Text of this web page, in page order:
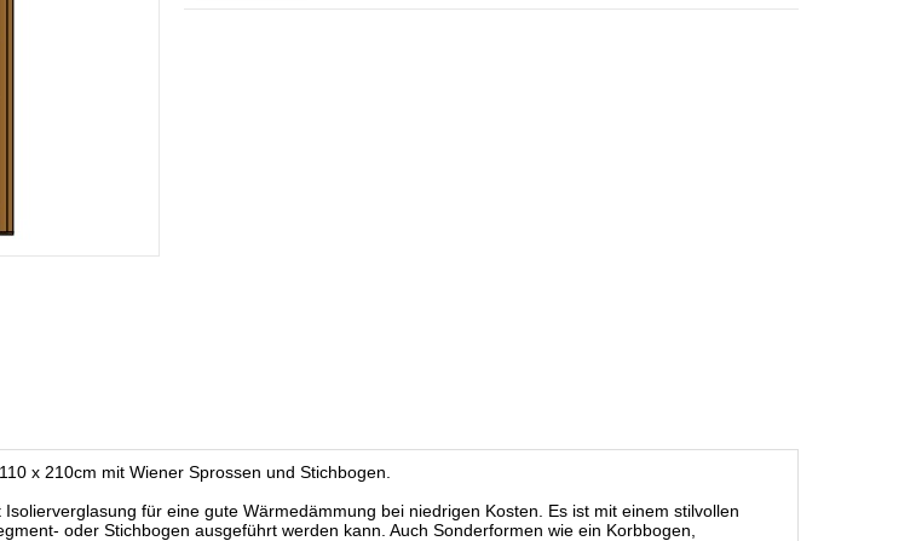
x 210cm mit Wiener Sprossen und Stichbogen.
für eine gute Wärmedämmung bei niedrigen Kosten. Es ist mit einem stilvollen
oder Stichbogen ausgeführt werden kann. Auch Sonderformen wie ein Korbbogen,